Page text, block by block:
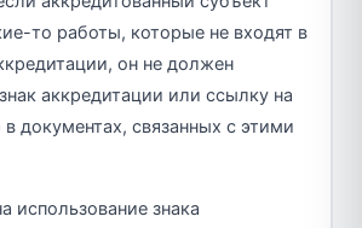
то работы, которые не входят в
он не должен
аккредитации или ссылку на
документах, связанных с этими
использование знака